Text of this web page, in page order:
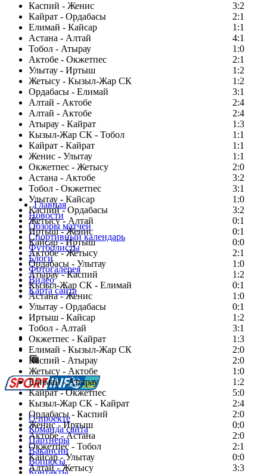
Каспий - Женис
3:2
Кайрат - Ордабасы
2:1
Елимай - Кайсар
1:1
Астана - Алтай
4:1
Тобол - Атырау
1:0
Актобе - Окжетпес
2:1
Улытау - Иртыш
1:2
Жетысу - Кызыл-Жар СК
1:2
Ордабасы - Елимай
3:1
Алтай - Актобе
2:4
Алтай - Актобе
2:4
Атырау - Кайрат
1:3
Кызыл-Жар СК - Тобол
1:1
Кайрат - Кайрат
1:1
Женис - Улытау
1:1
Окжетпес - Жетысу
2:0
Астана - Актобе
3:2
Тобол - Окжетпес
3:1
Улытау - Кайсар
1:0
Каспий - Ордабасы
3:2
Жетысу - Алтай
0:1
Иртыш - Женис
0:1
Кайсар - Иртыш
0:0
Актобе - Жетысу
2:1
Ордабасы - Улытау
1:0
Атырау - Каспий
1:2
Кызыл-Жар СК - Елимай
0:1
Астана - Женис
1:0
Улытау - Ордабасы
0:1
Иртыш - Кайсар
1:2
Тобол - Алтай
3:1
Окжетпес - Кайрат
1:3
Елимай - Кызыл-Жар СК
2:0
Каспий - Атырау
2:0
Жетысу - Актобе
1:0
Елимай - Атырау
1:2
Кайрат - Окжетпес
5:0
Кызыл-Жар СК - Кайрат
2:4
Ордабасы - Каспий
2:0
Женис - Иртыш
0:0
Актобе - Астана
2:0
Окжетпес - Тобол
2:1
Кайсар - Улытау
0:0
Алтай - Жетысу
3:3
Главная
Новости
Обзоры матчей
Спортивный календарь
Футболисты
Блоги
Фотогалерея
Видео
Карта сайта
Есть идея?
Сообщить о мероприятии
Перейти на старый сайт
О проекте
Команда сайта
Партнеры
Вакансии
Вопросы